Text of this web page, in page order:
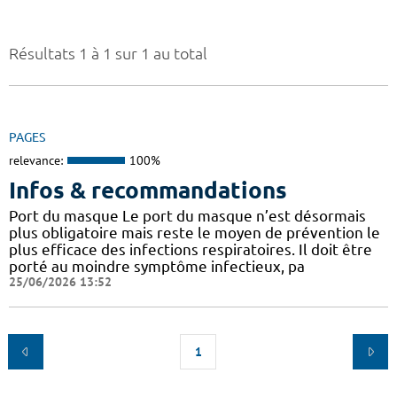
Résultats 1 à 1 sur 1 au total
PAGES
relevance: 100%
Infos & recommandations
Port du masque Le port du masque n’est désormais
plus obligatoire mais reste le moyen de prévention le
plus efficace des infections respiratoires. Il doit être
porté au moindre symptôme infectieux, pa
25/06/2026 13:52
1